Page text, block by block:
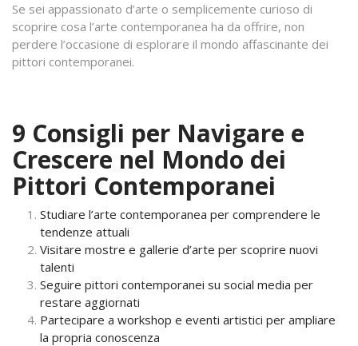
Se sei appassionato d’arte o semplicemente curioso di
scoprire cosa l’arte contemporanea ha da offrire, non
perdere l’occasione di esplorare il mondo affascinante dei
pittori contemporanei.
9 Consigli per Navigare e
Crescere nel Mondo dei
Pittori Contemporanei
Studiare l’arte contemporanea per comprendere le
tendenze attuali
Visitare mostre e gallerie d’arte per scoprire nuovi
talenti
Seguire pittori contemporanei su social media per
restare aggiornati
Partecipare a workshop e eventi artistici per ampliare
la propria conoscenza